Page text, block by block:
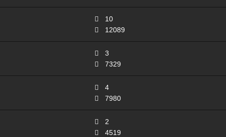
10
12089
3
7329
4
7980
2
4519